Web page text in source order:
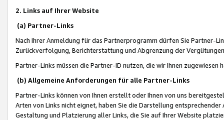
2. Links auf Ihrer Website
(a) Partner-Links
Nach Ihrer Anmeldung für das Partnerprogramm dürfen Sie Partner-
Zurückverfolgung, Berichterstattung und Abgrenzung der
Partner-Links müssen die Partner-ID nutzen, die wir Ihnen zugewiesen
(b) Allgemeine Anforderungen für alle Partner-Links
Partner-Links können von Ihnen erstellt oder Ihnen von uns
Arten von Links nicht eignet, haben Sie die Darstellung
Gestaltung und Platzierung aller Links, die Sie auf Ihrer Website